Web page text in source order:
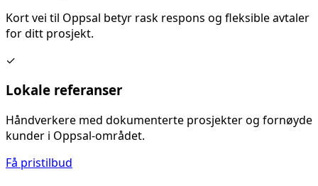
Kort vei til Oppsal betyr rask respons og fleksible avtaler
for ditt prosjekt.
✓
Lokale referanser
Håndverkere med dokumenterte prosjekter og fornøyde
kunder i Oppsal-området.
Få pristilbud